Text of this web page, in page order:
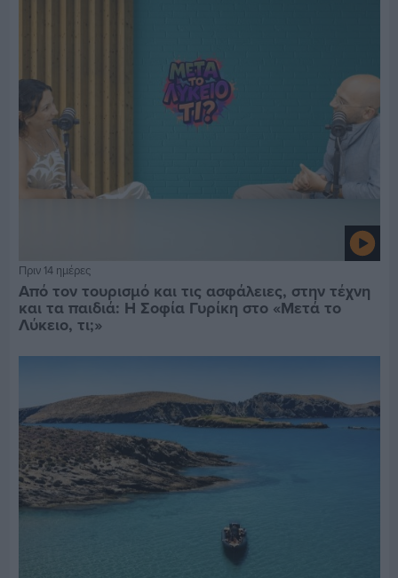
Πριν 14 ημέρες
Από τον τουρισμό και τις ασφάλειες, στην τέχνη
και τα παιδιά: Η Σοφία Γυρίκη στο «Μετά το
Λύκειο, τι;»